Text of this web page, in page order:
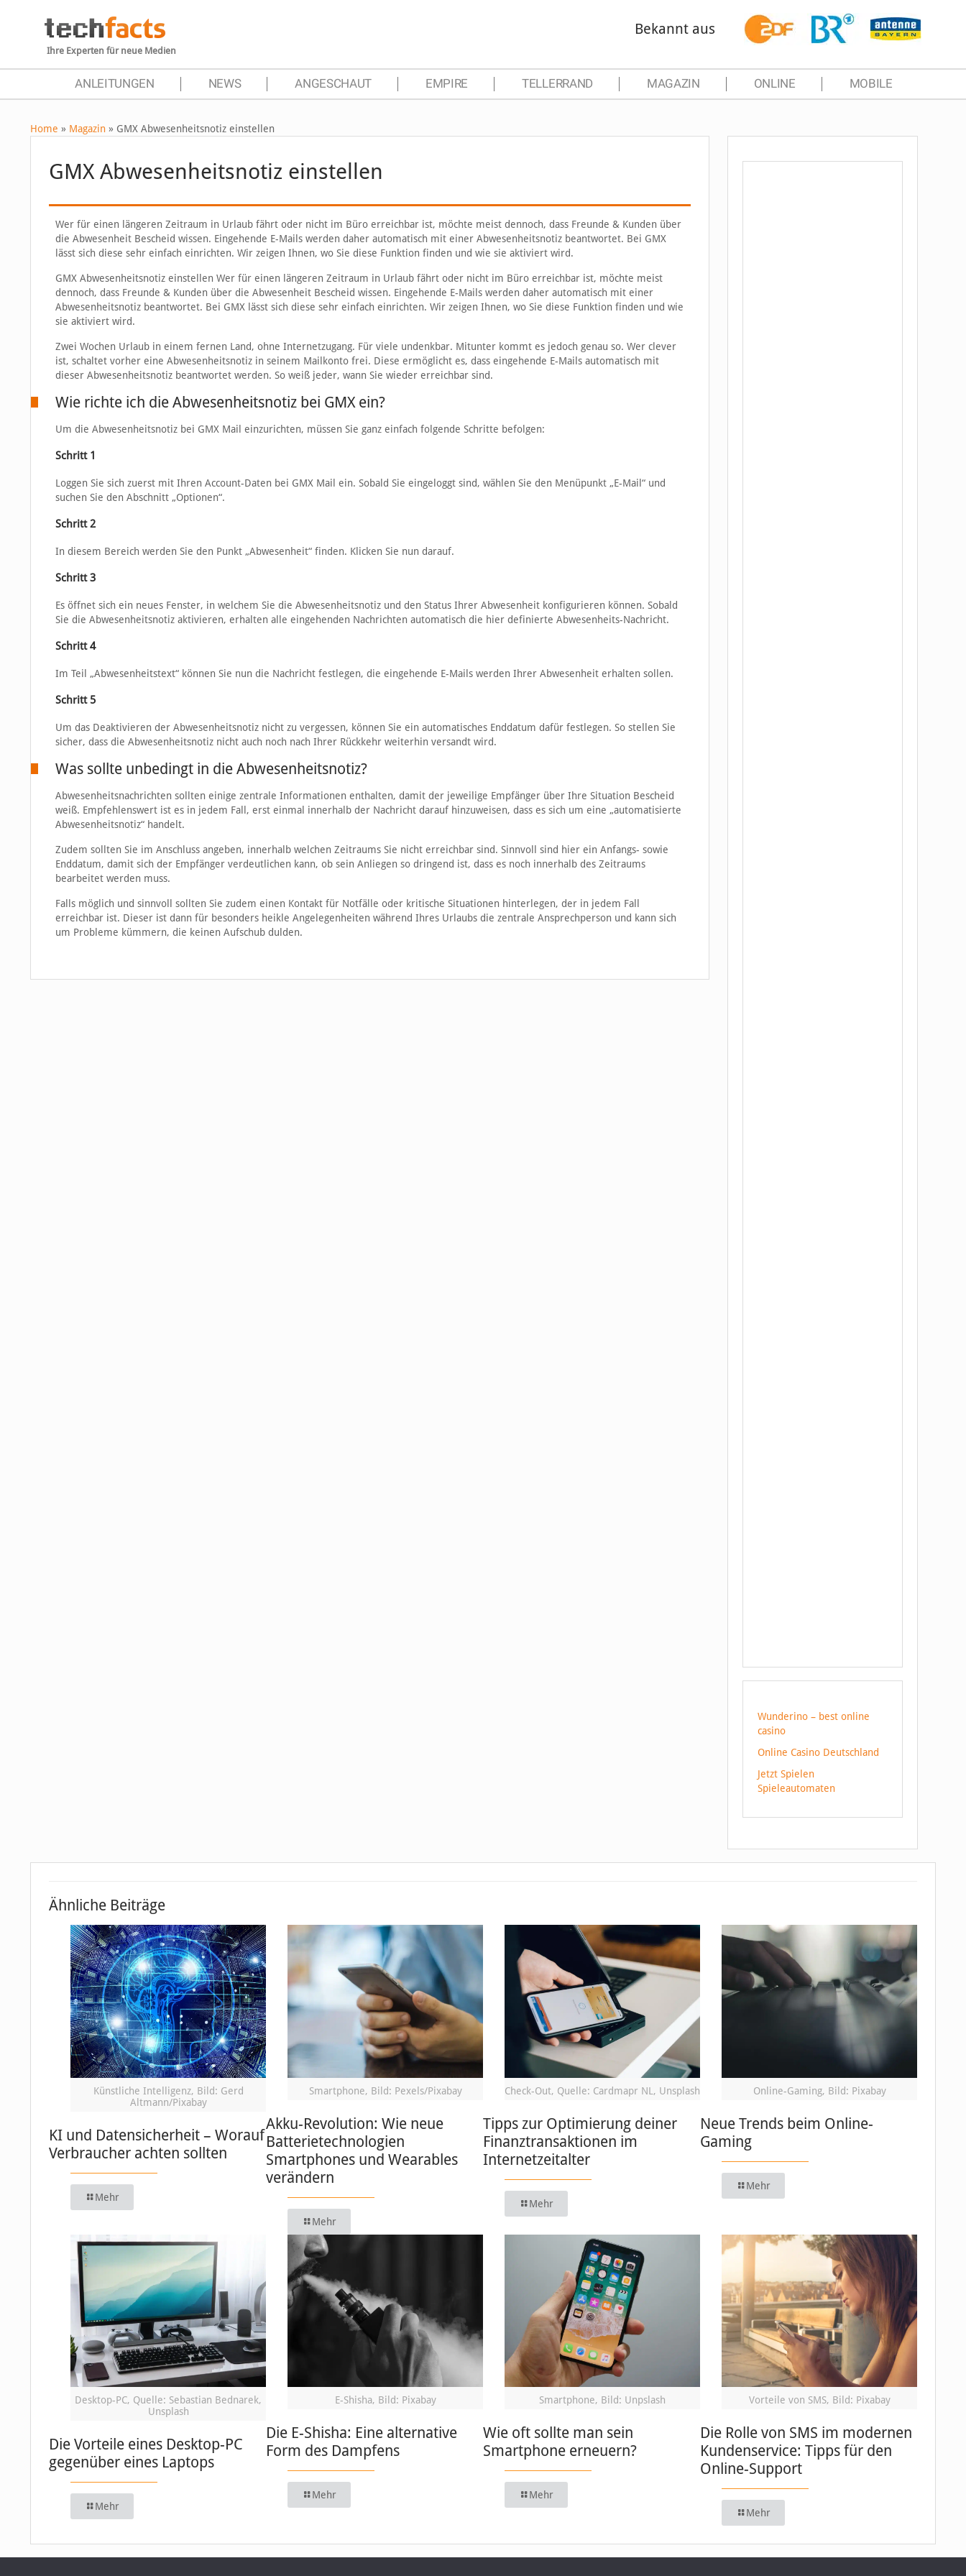
Ihre Experten für neue Medien
Bekannt aus
ANLEITUNGEN NEWS ANGESCHAUT EMPIRE TELLERRAND MAGAZIN ONLINE MOBILE
Home » Magazin » GMX Abwesenheitsnotiz einstellen
GMX Abwesenheitsnotiz einstellen
Wer für einen längeren Zeitraum in Urlaub fährt oder nicht im Büro erreichbar ist, möchte meist dennoch, dass Freunde & Kunden über
die Abwesenheit Bescheid wissen. Eingehende E-Mails werden daher automatisch mit einer Abwesenheitsnotiz beantwortet. Bei GMX
lässt sich diese sehr einfach einrichten. Wir zeigen Ihnen, wo Sie diese Funktion finden und wie sie aktiviert wird.
GMX Abwesenheitsnotiz einstellen Wer für einen längeren Zeitraum in Urlaub fährt oder nicht im Büro erreichbar ist, möchte meist
dennoch, dass Freunde & Kunden über die Abwesenheit Bescheid wissen. Eingehende E-Mails werden daher automatisch mit einer
Abwesenheitsnotiz beantwortet. Bei GMX lässt sich diese sehr einfach einrichten. Wir zeigen Ihnen, wo Sie diese Funktion finden und wie
sie aktiviert wird.
Zwei Wochen Urlaub in einem fernen Land, ohne Internetzugang. Für viele undenkbar. Mitunter kommt es jedoch genau so. Wer clever
ist, schaltet vorher eine Abwesenheitsnotiz in seinem Mailkonto frei. Diese ermöglicht es, dass eingehende E-Mails automatisch mit
dieser Abwesenheitsnotiz beantwortet werden. So weiß jeder, wann Sie wieder erreichbar sind.
Wie richte ich die Abwesenheitsnotiz bei GMX ein?
Um die Abwesenheitsnotiz bei GMX Mail einzurichten, müssen Sie ganz einfach folgende Schritte befolgen:
Schritt 1
Loggen Sie sich zuerst mit Ihren Account-Daten bei GMX Mail ein. Sobald Sie eingeloggt sind, wählen Sie den Menüpunkt „E-Mail“ und
suchen Sie den Abschnitt „Optionen“.
Schritt 2
In diesem Bereich werden Sie den Punkt „Abwesenheit“ finden. Klicken Sie nun darauf.
Schritt 3
Es öffnet sich ein neues Fenster, in welchem Sie die Abwesenheitsnotiz und den Status Ihrer Abwesenheit konfigurieren können. Sobald
Sie die Abwesenheitsnotiz aktivieren, erhalten alle eingehenden Nachrichten automatisch die hier definierte Abwesenheits-Nachricht.
Schritt 4
Im Teil „Abwesenheitstext“ können Sie nun die Nachricht festlegen, die eingehende E-Mails werden Ihrer Abwesenheit erhalten sollen.
Schritt 5
Um das Deaktivieren der Abwesenheitsnotiz nicht zu vergessen, können Sie ein automatisches Enddatum dafür festlegen. So stellen Sie
sicher, dass die Abwesenheitsnotiz nicht auch noch nach Ihrer Rückkehr weiterhin versandt wird.
Was sollte unbedingt in die Abwesenheitsnotiz?
Abwesenheitsnachrichten sollten einige zentrale Informationen enthalten, damit der jeweilige Empfänger über Ihre Situation Bescheid
weiß. Empfehlenswert ist es in jedem Fall, erst einmal innerhalb der Nachricht darauf hinzuweisen, dass es sich um eine „automatisierte
Abwesenheitsnotiz“ handelt.
Zudem sollten Sie im Anschluss angeben, innerhalb welchen Zeitraums Sie nicht erreichbar sind. Sinnvoll sind hier ein Anfangs- sowie
Enddatum, damit sich der Empfänger verdeutlichen kann, ob sein Anliegen so dringend ist, dass es noch innerhalb des Zeitraums
bearbeitet werden muss.
Falls möglich und sinnvoll sollten Sie zudem einen Kontakt für Notfälle oder kritische Situationen hinterlegen, der in jedem Fall
erreichbar ist. Dieser ist dann für besonders heikle Angelegenheiten während Ihres Urlaubs die zentrale Ansprechperson und kann sich
um Probleme kümmern, die keinen Aufschub dulden.
Wunderino – best online
casino
Online Casino Deutschland
Jetzt Spielen
Spieleautomaten
Ähnliche Beiträge
Künstliche Intelligenz, Bild: Gerd
Altmann/Pixabay
KI und Datensicherheit – Worauf
Verbraucher achten sollten
Mehr
Smartphone, Bild: Pexels/Pixabay
Akku-Revolution: Wie neue
Batterietechnologien
Smartphones und Wearables
verändern
Mehr
Check-Out, Quelle: Cardmapr NL, Unsplash
Tipps zur Optimierung deiner
Finanztransaktionen im
Internetzeitalter
Mehr
Online-Gaming, Bild: Pixabay
Neue Trends beim Online-
Gaming
Mehr
Desktop-PC, Quelle: Sebastian Bednarek,
Unsplash
Die Vorteile eines Desktop-PC
gegenüber eines Laptops
Mehr
E-Shisha, Bild: Pixabay
Die E-Shisha: Eine alternative
Form des Dampfens
Mehr
Smartphone, Bild: Unpslash
Wie oft sollte man sein
Smartphone erneuern?
Mehr
Vorteile von SMS, Bild: Pixabay
Die Rolle von SMS im modernen
Kundenservice: Tipps für den
Online-Support
Mehr